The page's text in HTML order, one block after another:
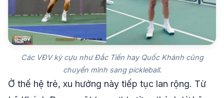
Các VĐV kỳ cựu như Đắc Tiến hay Quốc Khánh cũng
chuyển mình sang pickleball.
Ở thế hệ trẻ, xu hướng này tiếp tục lan rộng. Từ